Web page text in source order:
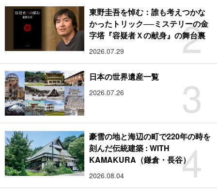
2
東野圭吾を悼む：誰も考えつかな
かったトリック──ミステリーの金
字塔『容疑者Ｘの献身』の舞台裏
2026.07.29
3
日本の世界遺産一覧
2026.07.26
4
豪雪の地と海辺の町で220年の時を
刻んだ伝統建築 : WITH
KAMAKURA（鎌倉・長谷）
2026.08.04